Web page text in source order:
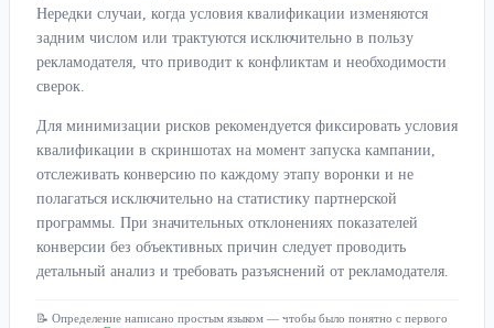
Нередки случаи, когда условия квалификации изменяются
задним числом или трактуются исключительно в пользу
рекламодателя, что приводит к конфликтам и необходимости
сверок.
Для минимизации рисков рекомендуется фиксировать условия
квалификации в скриншотах на момент запуска кампании,
отслеживать конверсию по каждому этапу воронки и не
полагаться исключительно на статистику партнерской
программы. При значительных отклонениях показателей
конверсии без объективных причин следует проводить
детальный анализ и требовать разъяснений от рекламодателя.
📝 Определение написано простым языком — чтобы было понятно с первого